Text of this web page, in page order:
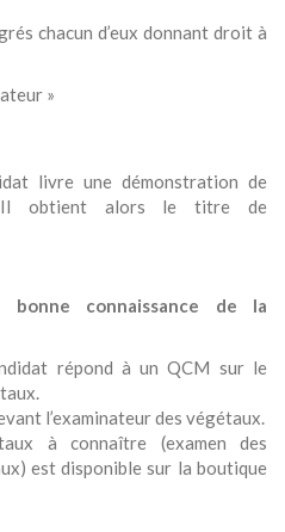
chacun d’eux donnant droit à
»
livre une démonstration de
Il obtient alors le titre de
connaissance de la
répond à un QCM sur le
l’examinateur des végétaux.
à connaître (examen des
est disponible sur la boutique